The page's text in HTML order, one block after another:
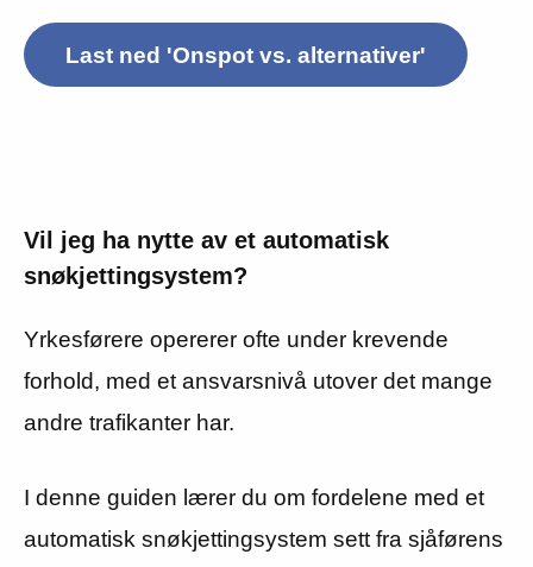
Last ned 'Onspot vs. alternativer'
Vil jeg ha nytte av et automatisk
snøkjettingsystem?
Yrkesførere opererer ofte under krevende
forhold, med et ansvarsnivå utover det mange
andre trafikanter har.
I denne guiden lærer du om fordelene med et
automatisk snøkjettingsystem sett fra sjåførens